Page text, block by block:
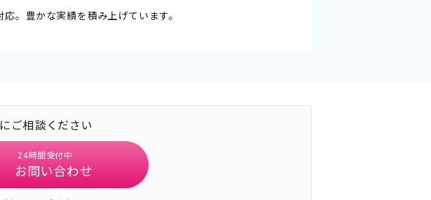
。豊かな実績を積み上げています。
ご相談ください
24時間受付中
お問い合わせ